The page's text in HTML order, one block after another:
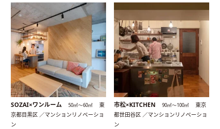
SOZAI×ワンルーム 50㎡〜60㎡
東
京都目黒区 ／マンションリノベーショ
ン
市松×KITCHEN 90㎡〜100㎡
東京
都世田谷区 ／マンションリノベーショ
ン